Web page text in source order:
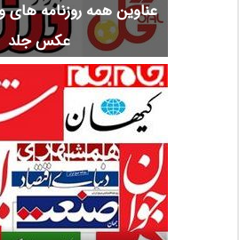
عناوین همه روزنامه های
عکس جلد